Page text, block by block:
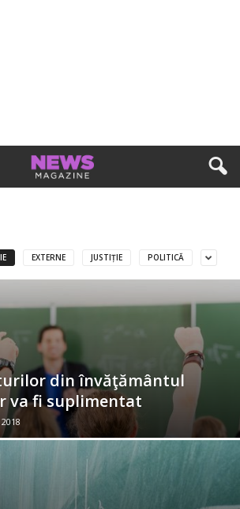
EXTERNE JUSTIȚIE POLITICĂ
din învăţământul
va fi suplimentat